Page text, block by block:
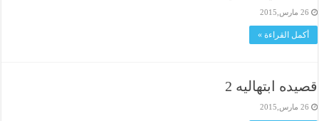
26 مارس,2015
أكمل القراءة »
قصيده ابتهاليه 2
26 مارس,2015